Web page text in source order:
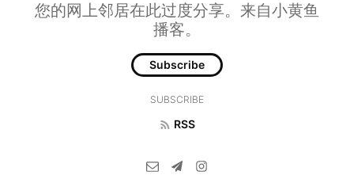
您的网上邻居在此过度分享。来自小黄鱼
播客。
Subscribe
SUBSCRIBE
RSS